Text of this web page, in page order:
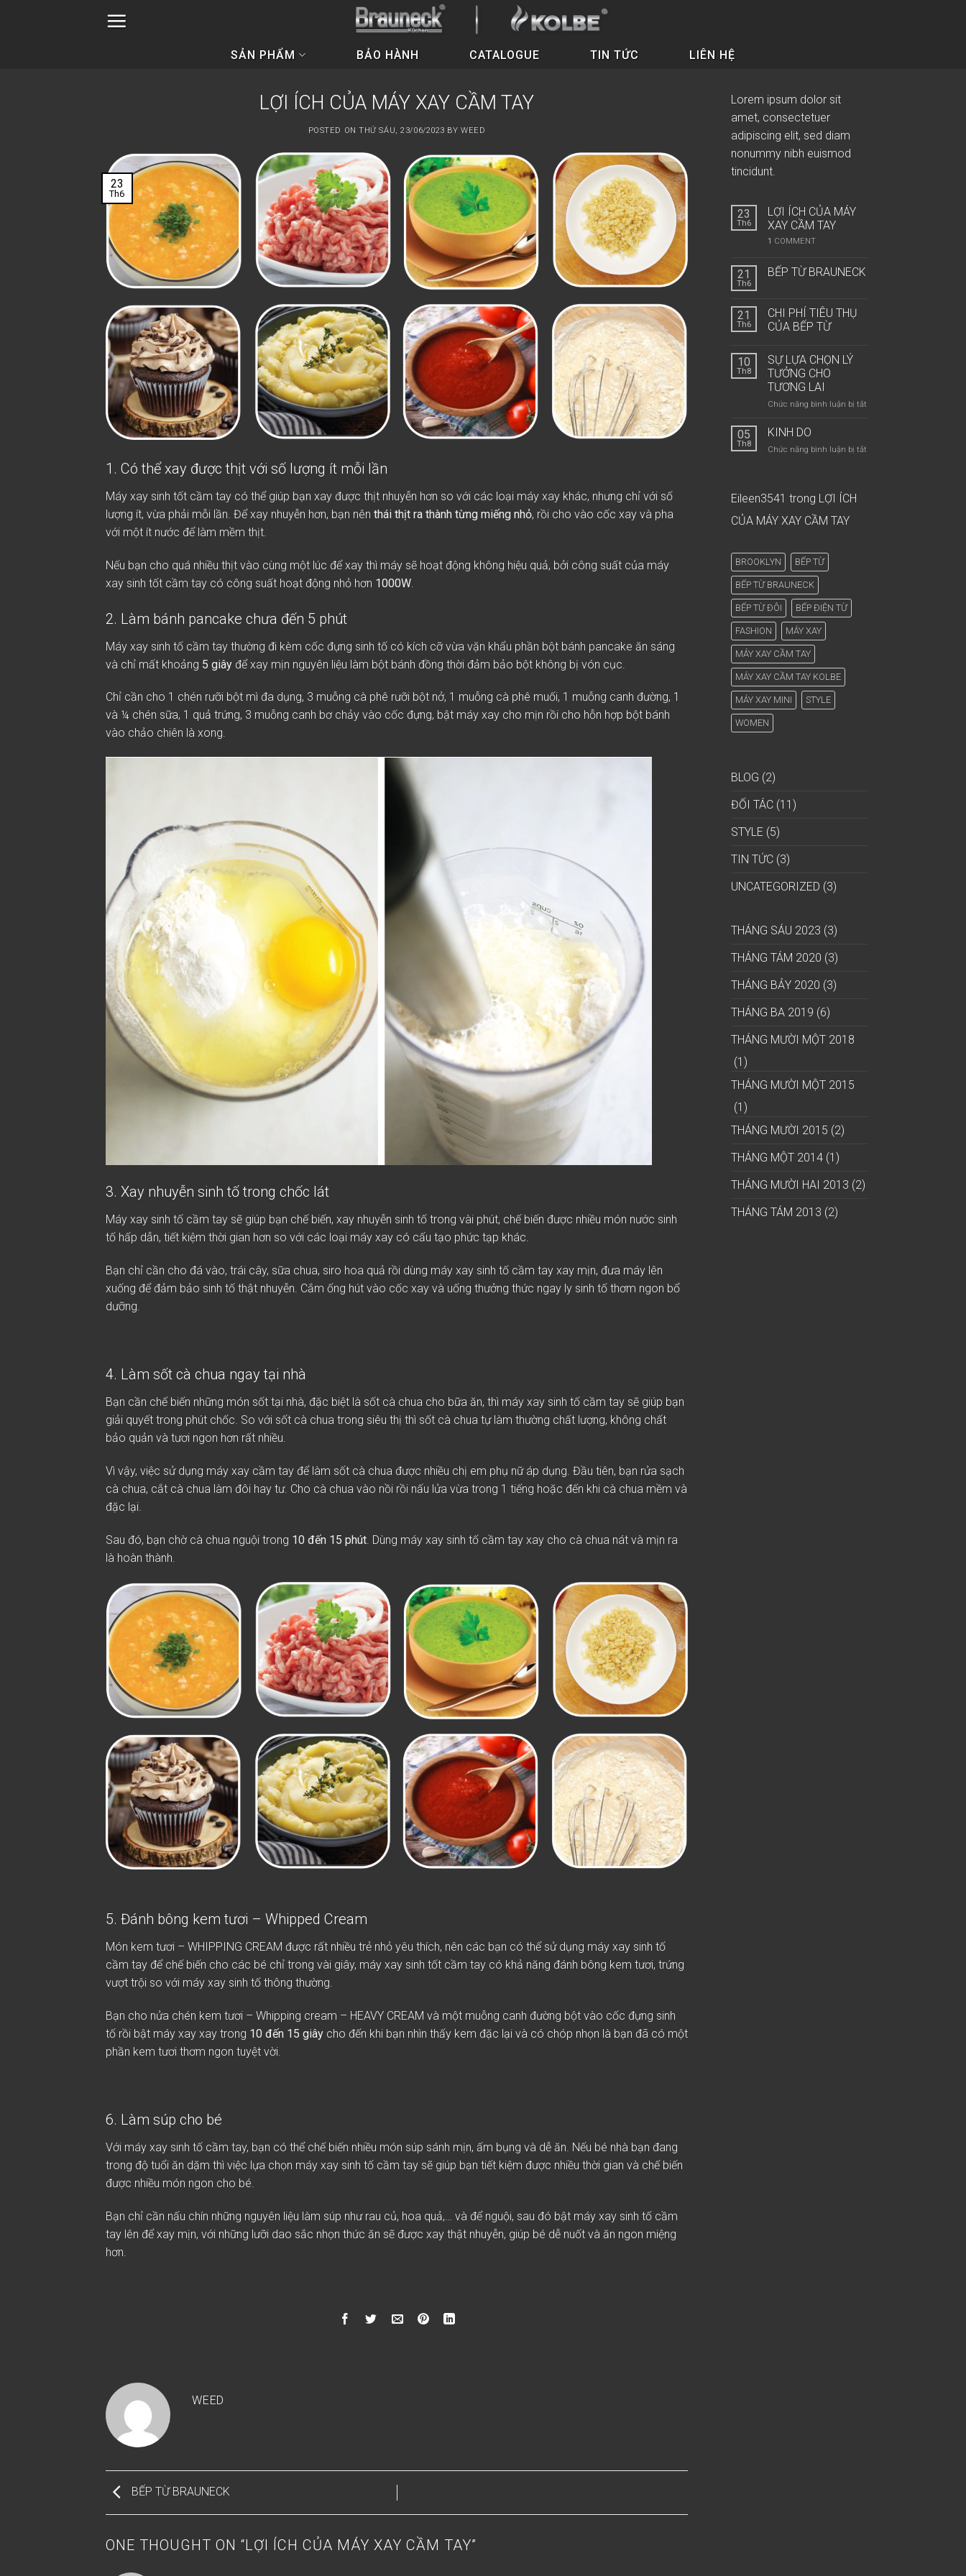
SẢN PHẨM BẢO HÀNH CATALOGUE TIN TỨC LIÊN HỆ
LỢI ÍCH CỦA MÁY XAY CẦM TAY
POSTED ONTHỨ SÁU, 23/06/2023 BYWEED
23
Th6
1. Có thể xay được thịt với số lượng ít mỗi lần
Máy xay sinh tốt cầm tay có thể giúp bạn xay được thịt nhuyễn hơn so với các loại máy xay khác, nhưng chỉ với số
lượng ít, vừa phải mỗi lần. Để xay nhuyễn hơn, bạn nên thái thịt ra thành từng miếng nhỏ, rồi cho vào cốc xay và pha
với một ít nước để làm mềm thịt.
Nếu bạn cho quá nhiều thịt vào cùng một lúc để xay thì máy sẽ hoạt động không hiệu quả, bởi công suất của máy
xay sinh tốt cầm tay có công suất hoạt động nhỏ hơn 1000W
2. Làm bánh pancake chưa đến 5 phút
Máy xay sinh tố cầm tay thường đi kèm cốc đựng sinh tố có kích cỡ vừa vặn khẩu phần bột bánh pancake ăn sáng
và chỉ mất khoảng 5 giây để xay mịn nguyên liệu làm bột bánh đồng thời đảm bảo bột không bị vón cục.
Chỉ cần cho 1 chén rưỡi bột mì đa dụng, 3 muỗng cà phê rưỡi bột nở, 1 muỗng cà phê muối, 1 muỗng canh đường, 1
và ¼ chén sữa, 1 quả trứng, 3 muỗng canh bơ chảy vào cốc đựng, bật máy xay cho mịn rồi cho hỗn hợp bột bánh
vào chảo chiên là xong.
3. Xay nhuyễn sinh tố trong chốc lát
Máy xay sinh tố cầm tay sẽ giúp bạn chế biến, xay nhuyễn sinh tố trong vài phút, chế biến được nhiều món nước sinh
tố hấp dẫn, tiết kiệm thời gian hơn so với các loại máy xay có cấu tạo phức tạp khác.
Bạn chỉ cần cho đá vào, trái cây, sữa chua, siro hoa quả rồi dùng máy xay sinh tố cầm tay xay mịn, đưa máy lên
xuống để đảm bảo sinh tố thật nhuyễn. Cắm ống hút vào cốc xay và uống thưởng thức ngay ly sinh tố thơm ngon bổ
dưỡng.
4. Làm sốt cà chua ngay tại nhà
Bạn cần chế biến những món sốt tại nhà, đặc biệt là sốt cà chua cho bữa ăn, thì máy xay sinh tố cầm tay sẽ giúp bạn
giải quyết trong phút chốc. So với sốt cà chua trong siêu thị thì sốt cà chua tự làm thường chất lượng, không chất
bảo quản và tươi ngon hơn rất nhiều.
Vì vậy, việc sử dụng máy xay cầm tay để làm sốt cà chua được nhiều chị em phụ nữ áp dụng. Đầu tiên, bạn rửa sạch
cà chua, cắt cà chua làm đôi hay tư. Cho cà chua vào nồi rồi nấu lửa vừa trong 1 tiếng hoặc đến khi cà chua mềm và
đặc lại.
Sau đó, bạn chờ cà chua nguội trong 10 đến 15 phút. Dùng máy xay sinh tố cầm tay xay cho cà chua nát và mịn ra
là hoàn thành.
5. Đánh bông kem tươi – Whipped Cream
Món kem tươi – WHIPPING CREAM được rất nhiều trẻ nhỏ yêu thích, nên các bạn có thể sử dụng máy xay sinh tố
cầm tay để chế biến cho các bé chỉ trong vài giây, máy xay sinh tốt cầm tay có khả năng đánh bông kem tươi, trứng
vượt trội so với máy xay sinh tố thông thường.
Bạn cho nửa chén kem tươi – Whipping cream – HEAVY CREAM và một muỗng canh đường bột vào cốc đựng sinh
tố rồi bật máy xay xay trong 10 đến 15 giây cho đến khi bạn nhìn thấy kem đặc lại và có chóp nhọn là bạn đã có một
phần kem tươi thơm ngon tuyệt vời.
6. Làm súp cho bé
Với máy xay sinh tố cầm tay, bạn có thể chế biến nhiều món súp sánh mịn, ấm bụng và dễ ăn. Nếu bé nhà bạn đang
trong độ tuổi ăn dặm thì việc lựa chọn máy xay sinh tố cầm tay sẽ giúp bạn tiết kiệm được nhiều thời gian và chế biến
được nhiều món ngon cho bé.
Bạn chỉ cần nấu chín những nguyên liệu làm súp như rau củ, hoa quả,… và để nguội, sau đó bật máy xay sinh tố cầm
tay lên để xay mịn, với những lưỡi dao sắc nhọn thức ăn sẽ được xay thật nhuyễn, giúp bé dễ nuốt và ăn ngon miệng
hơn.
WEED
BẾP TỪ BRAUNECK
ONE THOUGHT ON “LỢI ÍCH CỦA MÁY XAY CẦM TAY”
Lorem ipsum dolor sit
amet, consectetuer
adipiscing elit, sed diam
nonummy nibh euismod
tincidunt.
23
Th6
LỢI ÍCH CỦA MÁY
XAY CẦM TAY
1 COMMENT
21
Th6
BẾP TỪ BRAUNECK
21
Th6
CHI PHÍ TIÊU THỤ
CỦA BẾP TỪ
10
Th8
SỰ LỰA CHỌN LÝ
TƯỞNG CHO
TƯƠNG LAI
Chức năng bình luận bị tắt
05
Th8
KINH DO
Chức năng bình luận bị tắt
Eileen3541 trong LỢI ÍCH
CỦA MÁY XAY CẦM TAY
BROOKLYN BẾP TỪ
BẾP TỪ BRAUNECK
BẾP TỪ ĐÔI BẾP ĐIỆN TỪ
FASHION MÁY XAY
MÁY XAY CẦM TAY
MÁY XAY CẦM TAY KOLBE
MÁY XAY MINI STYLE
WOMEN
BLOG (2)
ĐỐI TÁC (11)
STYLE (5)
TIN TỨC (3)
UNCATEGORIZED (3)
THÁNG SÁU 2023 (3)
THÁNG TÁM 2020 (3)
THÁNG BẢY 2020 (3)
THÁNG BA 2019 (6)
THÁNG MƯỜI MỘT 2018
(1)
THÁNG MƯỜI MỘT 2015
(1)
THÁNG MƯỜI 2015 (2)
THÁNG MỘT 2014 (1)
THÁNG MƯỜI HAI 2013 (2)
THÁNG TÁM 2013 (2)